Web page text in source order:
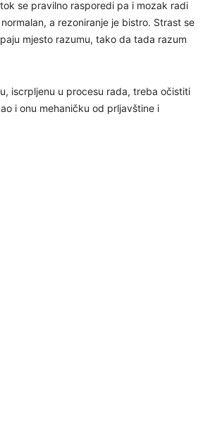
se pravilno rasporedi pa i mozak radi
a rezoniranje je bistro. Strast se
mjesto razumu, tako da tada razum
iscrpljenu u procesu rada, treba očistiti
i onu mehaničku od prljavštine i